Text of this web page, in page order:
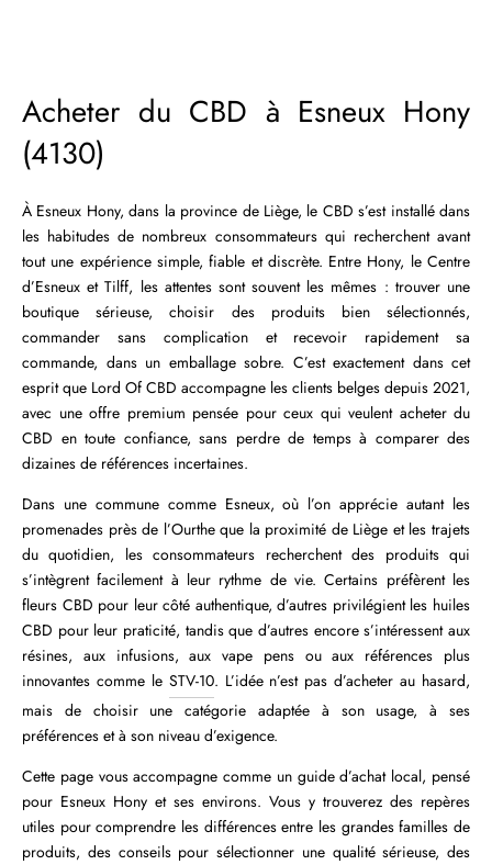
Acheter du CBD à Esneux Hony
(4130)
À Esneux Hony, dans la province de Liège, le CBD s’est installé dans
les habitudes de nombreux consommateurs qui recherchent avant
tout une expérience simple, fiable et discrète. Entre Hony, le Centre
d’Esneux et Tilff, les attentes sont souvent les mêmes : trouver une
boutique sérieuse, choisir des produits bien sélectionnés,
commander sans complication et recevoir rapidement sa
commande, dans un emballage sobre. C’est exactement dans cet
esprit que Lord Of CBD accompagne les clients belges depuis 2021,
avec une offre premium pensée pour ceux qui veulent acheter du
CBD en toute confiance, sans perdre de temps à comparer des
dizaines de références incertaines.
Dans une commune comme Esneux, où l’on apprécie autant les
promenades près de l’Ourthe que la proximité de Liège et les trajets
du quotidien, les consommateurs recherchent des produits qui
s’intègrent facilement à leur rythme de vie. Certains préfèrent les
fleurs CBD pour leur côté authentique, d’autres privilégient les huiles
CBD pour leur praticité, tandis que d’autres encore s’intéressent aux
résines, aux infusions, aux vape pens ou aux références plus
innovantes comme le STV-10. L’idée n’est pas d’acheter au hasard,
mais de choisir une catégorie adaptée à son usage, à ses
préférences et à son niveau d’exigence.
Cette page vous accompagne comme un guide d’achat local, pensé
pour Esneux Hony et ses environs. Vous y trouverez des repères
utiles pour comprendre les différences entre les grandes familles de
produits, des conseils pour sélectionner une qualité sérieuse, des